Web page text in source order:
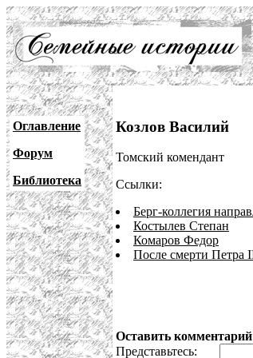
Оглавление
Форум
Библиотека
Козлов Василий
Томский комендант
Ссылки:
Берг-коллегия
Костылев Степан
Комаров Федор
После смерти Петра
Оставить
Представьтесь: